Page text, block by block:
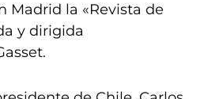
Madrid la «Revista de
y dirigida